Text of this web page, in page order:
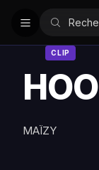
CLIP
MAÏZY